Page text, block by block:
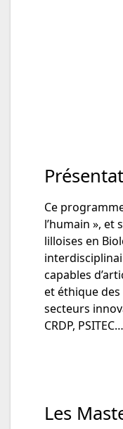
Ce
l’humain »,
lilloises en
capables
et éthique des
secteurs
CRDP,
Les